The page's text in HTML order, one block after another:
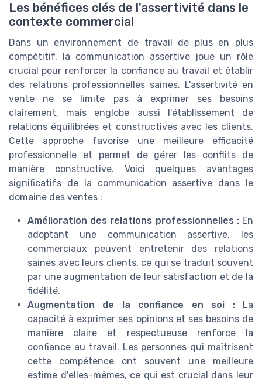
Les bénéfices clés de l'assertivité dans le
contexte commercial
Dans un environnement de travail de plus en plus
compétitif, la communication assertive joue un rôle
crucial pour renforcer la confiance au travail et établir
des relations professionnelles saines. L'assertivité en
vente ne se limite pas à exprimer ses besoins
clairement, mais englobe aussi l'établissement de
relations équilibrées et constructives avec les clients.
Cette approche favorise une meilleure efficacité
professionnelle et permet de gérer les conflits de
manière constructive. Voici quelques avantages
significatifs de la communication assertive dans le
domaine des ventes :
Amélioration des relations professionnelles :En
adoptant une communication assertive, les
commerciaux peuvent entretenir des relations
saines avec leurs clients, ce qui se traduit souvent
par une augmentation de leur satisfaction et de la
fidélité.
Augmentation de la confiance en soi :La
capacité à exprimer ses opinions et ses besoins de
manière claire et respectueuse renforce la
confiance au travail. Les personnes qui maîtrisent
cette compétence ont souvent une meilleure
estime d'elles-mêmes, ce qui est crucial dans leur